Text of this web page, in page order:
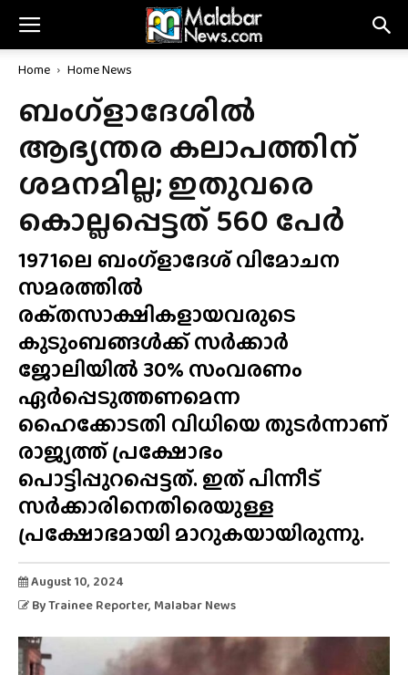
Home Home News
ബംഗ്ളാദേശിൽ
ആഭ്യന്തര കലാപത്തിന്
ശമനമില്ല; ഇതുവരെ
കൊല്ലപ്പെട്ടത് 560 പേർ
1971ലെ ബംഗ്ളാദേശ് വിമോചന
സമരത്തിൽ
രക്‌തസാക്ഷികളായവരുടെ
കുടുംബങ്ങൾക്ക് സർക്കാർ
ജോലിയിൽ 30% സംവരണം
ഏർപ്പെടുത്തണമെന്ന
ഹൈക്കോടതി വിധിയെ തുടർന്നാണ്
രാജ്യത്ത് പ്രക്ഷോഭം
പൊട്ടിപ്പുറപ്പെട്ടത്. ഇത് പിന്നീട്
സർക്കാരിനെതിരെയുള്ള
പ്രക്ഷോഭമായി മാറുകയായിരുന്നു.
August 10, 2024
ByTrainee Reporter, Malabar News